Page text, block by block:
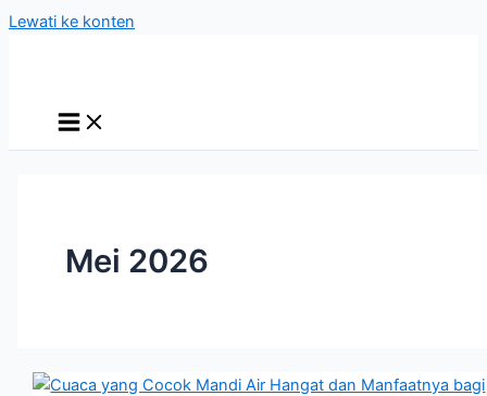
Lewati ke konten
Mei 2026